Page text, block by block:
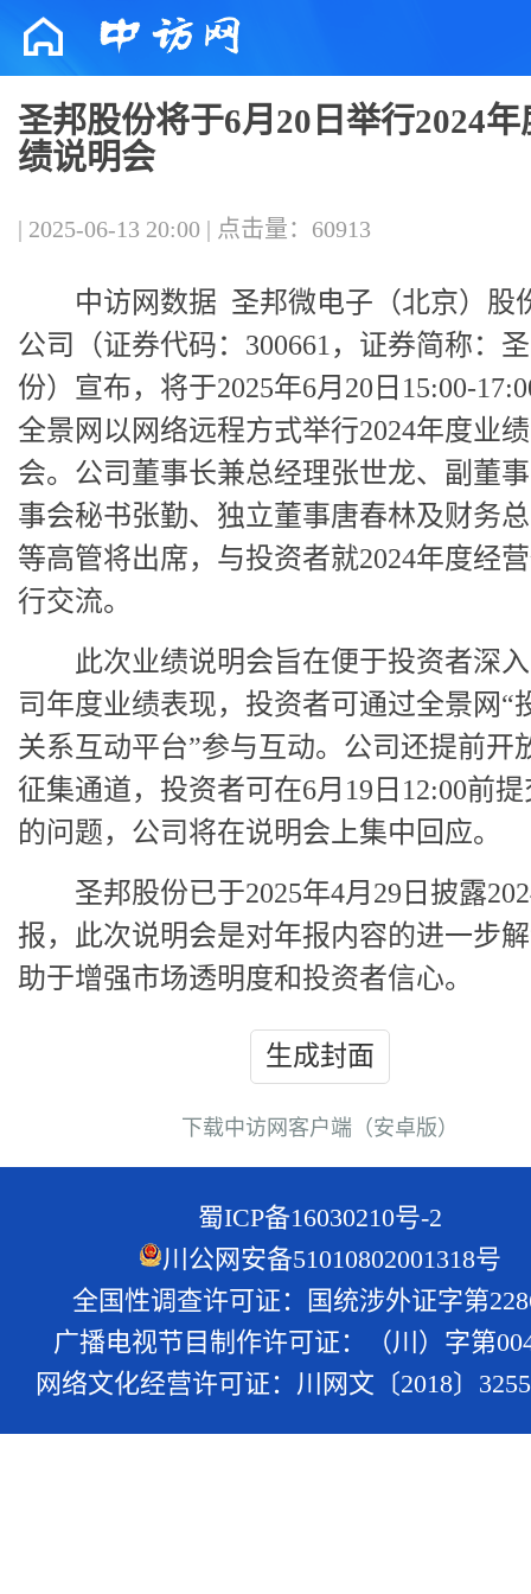
圣邦股份将于6月20日举行2024年
绩说明会
| 2025-06-13 20:00 | 点击量：60913
中访网数据 圣邦微电子（北京）股
公司（证券代码：300661，证券简称：
份）宣布，将于2025年6月20日15:00-
全景网以网络远程方式举行2024年度业
会。公司董事长兼总经理张世龙、副董
事会秘书张勤、独立董事唐春林及财务
等高管将出席，与投资者就2024年度经
行交流。
此次业绩说明会旨在便于投资者深
司年度业绩表现，投资者可通过全景网“
关系互动平台”参与互动。公司还提前开
征集通道，投资者可在6月19日12:00前
的问题，公司将在说明会上集中回应。
圣邦股份已于2025年4月29日披露
报，此次说明会是对年报内容的进一步
助于增强市场透明度和投资者信心。
生成封面
下载中访网客户端（安卓版）
蜀ICP备16030210号-2
川公网安备51010802001318号
全国性调查许可证：国统涉外证字第
广播电视节目制作许可证：（川）字第
网络文化经营许可证：川网文〔2018〕